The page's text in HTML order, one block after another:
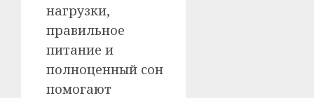
нагрузки,
правильное
питание и
полноценный сон
помогают